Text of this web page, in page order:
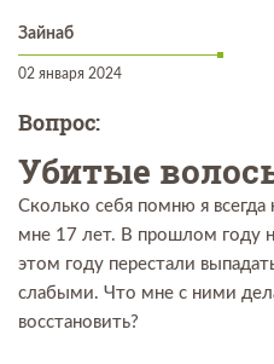
Зайнаб
02 января 2024
Вопрос:
Убитые
Сколько себя помню я всегда
мне 17 лет. В прошлом году
этом году перестали
слабыми. Что мне с ними
восстановить?